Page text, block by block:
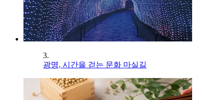
3.
광명, 시간을 걷는 문화 마실길